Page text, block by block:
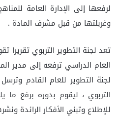
لرفعها إلى الإدارة العامة
وغربلتها من قبل مشرف المادة .
تعد لجنة التطوير التربوي تقريرا
العام الدراسي ترفعه إلى مدير
لجنة التطوير للعام القادم
التربوي ، ليقوم بدوره برفع ما
للإطلاع وتبني الأفكار الرائدة